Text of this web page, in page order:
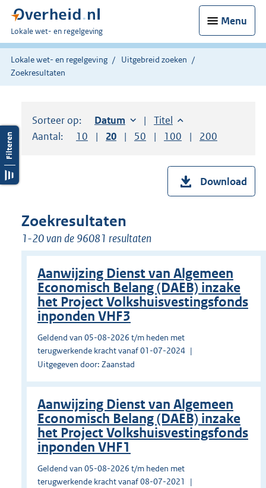
Menu
U
bent
hier:
Lokale wet- en regelgeving
Lokale wet- en regelgeving
Uitgebreid zoeken
Zoekresultaten
Sorteer op: Sorteer op:
Datum oplopendSorteer op:
Titel oplopend
Aantal:
Toon
10 resultaten per pagina
Toon
20 resultaten per pagina
Toon
50 resultaten per pagina
Toon
100 resultaten per
Toon
200
Download
Zoekresultaten
1-20 van de 96081 resultaten
Aanwijzing Dienst van Algemeen
Economisch Belang (DAEB) inzake
het Project Volkshuisvestingsfonds
inponden VHF3
Geldend van 05-08-2026 t/m heden met
terugwerkende kracht vanaf 01-07-2024
Uitgegeven door: Zaanstad
Aanwijzing Dienst van Algemeen
Economisch Belang (DAEB) inzake
het Project Volkshuisvestingsfonds
inponden VHF1
Geldend van 05-08-2026 t/m heden met
terugwerkende kracht vanaf 08-07-2021